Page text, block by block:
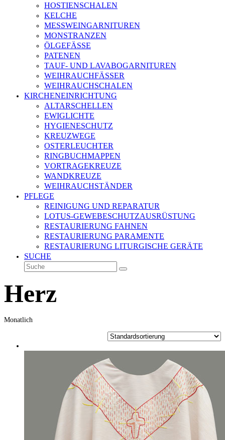
HOSTIENSCHALEN
KELCHE
MESSWEINGARNITUREN
MONSTRANZEN
ÖLGEFÄSSE
PATENEN
TAUF- UND LAVABOGARNITUREN
WEIHRAUCHFÄSSER
WEIHRAUCHSCHALEN
KIRCHENEINRICHTUNG
ALTARSCHELLEN
EWIGLICHTE
HYGIENESCHUTZ
KREUZWEGE
OSTERLEUCHTER
RINGBUCHMAPPEN
VORTRAGEKREUZE
WANDKREUZE
WEIHRAUCHSTÄNDER
PFLEGE
REINIGUNG UND REPARATUR
LOTUS-GEWEBESCHUTZAUSRÜSTUNG
RESTAURIERUNG FAHNEN
RESTAURIERUNG PARAMENTE
RESTAURIERUNG LITURGISCHE GERÄTE
SUCHE
Suche
Senden
Herz
Monatlich